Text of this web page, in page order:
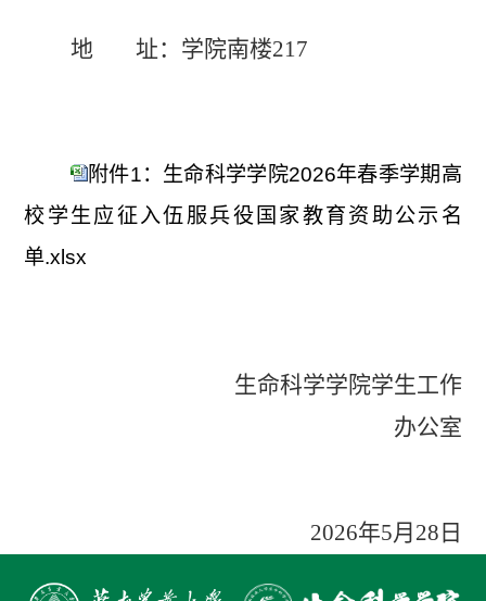
地 址：学院南楼217
附件1：生命科学学院2026年春季学期高
校学生应征入伍服兵役国家教育资助公示名
单.xlsx
生命科学学院学生工作
办公室
2026年5月 28 日